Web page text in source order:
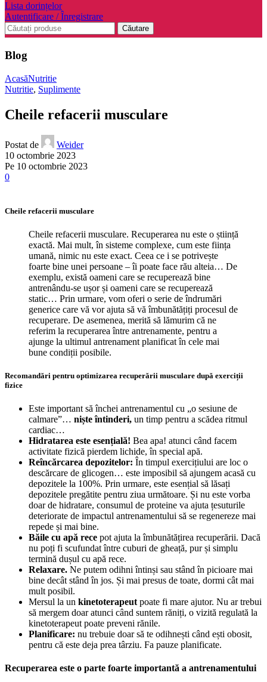
Lista dorințelor
Autentificare / Înregistrare
Căutare
Blog
AcasăNutritie
Nutritie, Suplimente
Cheile refacerii musculare
Postat de
Weider
10 octombrie 2023
Pe 10 octombrie 2023
0
Cheile refacerii musculare
Cheile refacerii musculare. Recuperarea nu este o știință
exactă. Mai mult, în sisteme complexe, cum este ființa
umană, nimic nu este exact. Ceea ce i se potrivește
foarte bine unei persoane – îi poate face rău alteia… De
exemplu, există oameni care se recuperează bine
antrenându-se ușor și oameni care se recuperează
static… Prin urmare, vom oferi o serie de îndrumări
generice care vă vor ajuta să vă îmbunătățiți procesul de
recuperare. De asemenea, merită să lămurim că ne
referim la recuperarea între antrenamente, pentru a
ajunge la ultimul antrenament planificat în cele mai
bune condiții posibile.
Recomandări pentru optimizarea recuperării musculare după exerciții
fizice
Este important să închei antrenamentul cu „o sesiune de
calmare”… niște întinderi, un timp pentru a scădea ritmul
cardiac…
Hidratarea este esențială! Bea apa! atunci când facem
activitate fizică pierdem lichide, în special apă.
Reîncărcarea depozitelor: În timpul exercițiului are loc o
descărcare de glicogen… este imposibil să ajungem acasă cu
depozitele la 100%. Prin urmare, este esențial să lăsați
depozitele pregătite pentru ziua următoare. Și nu este vorba
doar de hidratare, consumul de proteine ​​va ajuta țesuturile
deteriorate de impactul antrenamentului să se regenereze mai
repede și mai bine.
Băile cu apă rece pot ajuta la îmbunătățirea recuperării. Dacă
nu poți fi scufundat între cuburi de gheață, pur și simplu
termină dușul cu apă rece.
Relaxare. Ne putem odihni întinși sau stând în picioare mai
bine decât stând în jos. Și mai presus de toate, dormi cât mai
mult posibil.
Mersul la un kinetoterapeut poate fi mare ajutor. Nu ar trebui
să mergem doar atunci când suntem răniți, o vizită regulată la
kinetoterapeut poate preveni rănile.
Planificare: nu trebuie doar să te odihnești când ești obosit,
pentru că este deja prea târziu. Fa pauze planificate.
Recuperarea este o parte foarte importantă a antrenamentului